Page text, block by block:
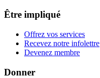
Être impliqué
Offrez vos services
Recevez notre infolettre
Devenez membre
Donner